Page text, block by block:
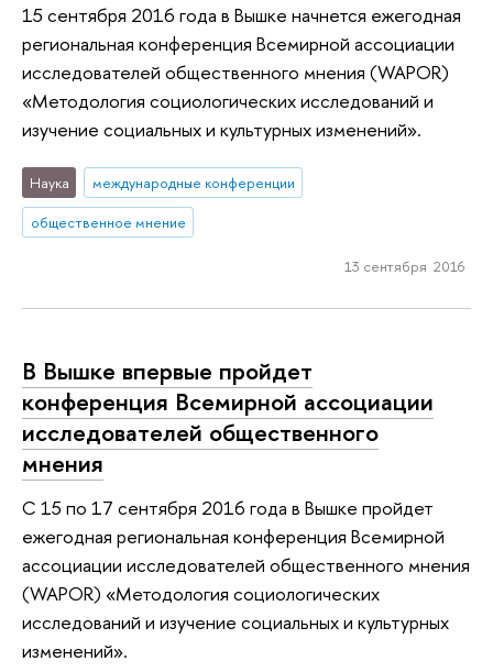
15 сентября 2016 года в Вышке начнется ежегодная
региональная конференция Всемирной ассоциации
исследователей общественного мнения (WAPOR)
«Методология социологических исследований и
изучение социальных и культурных изменений».
Наука
международные конференции
общественное мнение
13 сентября 2016
В Вышке впервые пройдет
конференция Всемирной ассоциации
исследователей общественного
мнения
С 15 по 17 сентября 2016 года в Вышке пройдет
ежегодная региональная конференция Всемирной
ассоциации исследователей общественного мнения
(WAPOR) «Методология социологических
исследований и изучение социальных и культурных
изменений».